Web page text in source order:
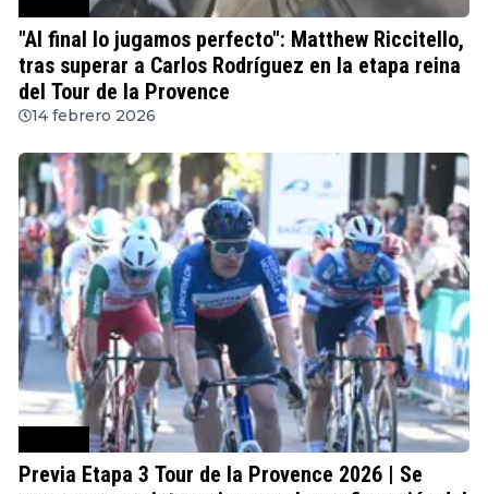
"Al final lo jugamos perfecto": Matthew Riccitello,
tras superar a Carlos Rodríguez en la etapa reina
del Tour de la Provence
14 febrero 2026
Previa Etapa 3 Tour de la Provence 2026 | Se